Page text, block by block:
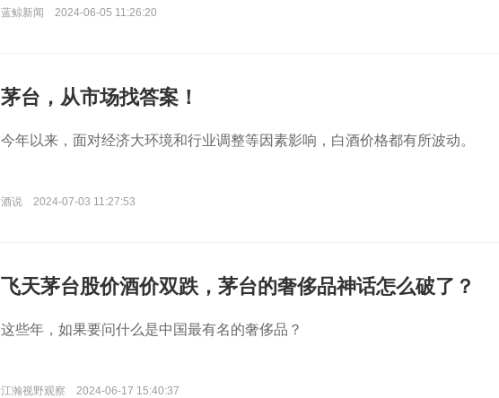
蓝鲸新闻 2024-06-05 11:26:20
茅台，从市场找答案！
今年以来，面对经济大环境和行业调整等因素影响，白酒价格都有所波动。
酒说 2024-07-03 11:27:53
飞天茅台股价酒价双跌，茅台的奢侈品神话怎么破了？
这些年，如果要问什么是中国最有名的奢侈品？
江瀚视野观察 2024-06-17 15:40:37